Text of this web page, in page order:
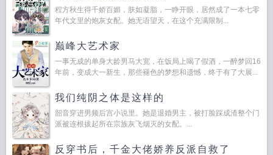
程方秋生得千娇百媚，肤如凝脂，一睁开眼，居然成了一本七零
年代文里的炮灰女配。她无语望天，在这个充满限制...
巅峰大艺术家
一事无成的单身大龄男马大宽，在饭局上喝了假酒，一醉梦回16
年前，变成大一新生，那些褪色的梦想和遗憾，终于有了大展...
我们纯阴之体是这样的
韶音穿进男频后宫小说里。她是退婚男主，被打脸踩成渣整个门
派被连根拔起所在宗族灰飞烟灭的女配。...
反穿书后，千金大佬娇养反派自救了